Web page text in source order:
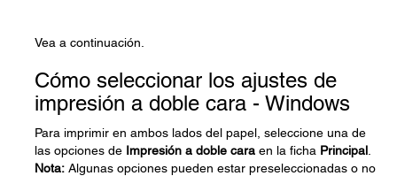
Vea a continuación.
Cómo seleccionar los ajustes de
impresión a doble cara - Windows
Para imprimir en ambos lados del papel, seleccione una de
las opciones de Impresión a doble cara en la ficha Principal
Nota: Algunas opciones pueden estar preseleccionadas o no